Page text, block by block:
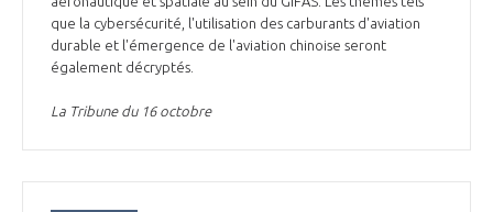
COMMISSIONS ET COMITÉS
POURQUOI DEVENIR MEMBRE ?
LE MÉDIATEUR DE LA FILIÈRE AÉRONAUTIQUE ET SPATIALE
CLIENTS ET FOURNISSEURS
LA MÉDIATION AU-DELÀ DE LA FILIÈRE AÉRONAUTIQUE ET SPATIALE
L'OBSERVATOIRE
que la cybersécurité, l'utilisation des carburants d'aviation
durable et l'émergence de l'aviation chinoise seront
également décryptés.
La Tribune du 16 octobre
DEMANDE D’ADHÉSION